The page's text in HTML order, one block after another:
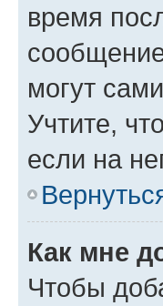
время
могут
Учтите,
если на
Как мне
Чтобы